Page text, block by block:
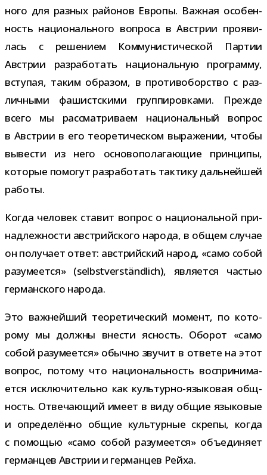
ного для раз­ных рай­о­нов Европы. Важная осо­бен­
ность наци­о­наль­ного вопроса в Австрии про­яви­
лась с реше­нием Коммунистической Партии
Австрии раз­ра­бо­тать наци­о­наль­ную про­грамму,
всту­пая, таким обра­зом, в про­ти­во­бор­ство с раз­
лич­ными фашист­скими груп­пи­ров­ками. Прежде
всего мы рас­смат­ри­ваем наци­о­наль­ный вопрос
в Австрии в его тео­ре­ти­че­ском выра­же­нии, чтобы
выве­сти из него осно­во­по­ла­га­ю­щие прин­ципы,
кото­рые помо­гут раз­ра­бо­тать так­тику даль­ней­шей
работы.
Когда чело­век ста­вит вопрос о наци­о­наль­ной при­
над­леж­но­сти австрий­ского народа, в общем слу­чае
он полу­чает ответ: австрий­ский народ, «само собой
разу­ме­ется» (selbstverständlich), явля­ется частью
гер­ман­ского народа.
Это важ­ней­ший тео­ре­ти­че­ский момент, по кото­
рому мы должны вне­сти ясность. Оборот «само
собой разу­ме­ется» обычно зву­чит в ответе на этот
вопрос, потому что наци­о­наль­ность вос­при­ни­ма­
ется исклю­чи­тельно как культурно-​языковая общ­
ность. Отвечающий имеет в виду общие язы­ко­вые
и опре­де­лённо общие куль­тур­ные скрепы, когда
с помо­щью «само собой разу­ме­ется» объ­еди­няет
гер­ман­цев Австрии и гер­ман­цев Рейха.